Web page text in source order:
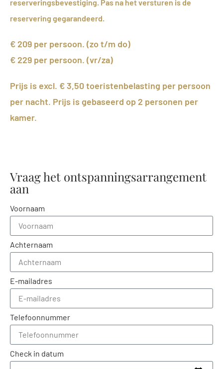
reserveringsbevestiging. Pas na het versturen is de
reservering gegarandeerd.
€ 209 per persoon. (zo t/m do)
€ 229 per persoon. (vr/za)
Prijs is excl. € 3,50 toeristenbelasting per persoon
per nacht. Prijs is gebaseerd op 2 personen per
kamer.
Vraag het ontspanningsarrangement
aan
Voornaam
Achternaam
E-mailadres
Telefoonnummer
Check in datum